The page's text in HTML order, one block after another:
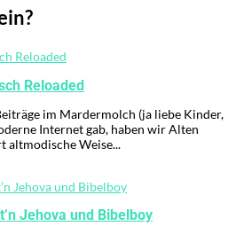
Reloaded
im Mardermolch (ja liebe Kinder,
Internet gab, haben wir Alten
altmodische Weise...
Jehova und Bibelboy